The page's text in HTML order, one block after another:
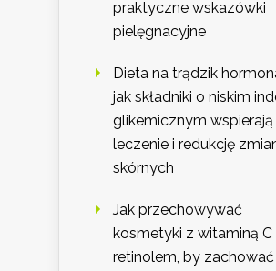
praktyczne wskazówki
pielęgnacyjne
Dieta na trądzik
jak składniki o niskim
glikemicznym wspierają
leczenie i redukcję
skórnych
Jak przechowywać
kosmetyki z witaminą C
retinolem, by zachować